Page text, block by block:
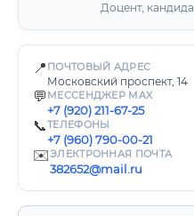
Доцент,
📍 ПОЧТОВЫЙ АДРЕС
Московский проспект, 14
💬 МЕССЕНДЖЕР MAX
+7 (920) 211-67-25
📞ТЕЛЕФОНЫ
+7 (960) 790-00-21
✉️ЭЛЕКТРОННАЯ ПОЧТА
382652@mail.ru